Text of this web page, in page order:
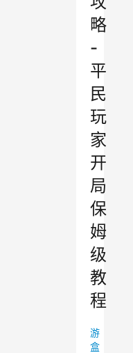
略
-
平
民
玩
家
开
局
保
姆
级
教
程
游
盒